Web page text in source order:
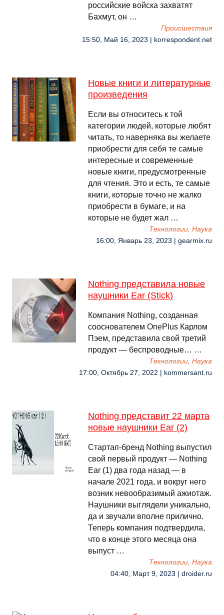
российские войска захватят
Бахмут, он …
Происшествия
15:50, Май 16, 2023 | korrespondent.net
Новые книги и литературные
произведения
Если вы относитесь к той
категории людей, которые любят
читать, то наверняка вы желаете
приобрести для себя те самые
интересные и современные
новые книги, предусмотренные
для чтения. Это и есть, те самые
книги, которые точно не жалко
приобрести в бумаге, и на
которые не будет жал …
Технологии, Наука
16:00, Январь 23, 2023 | gearmix.ru
Nothing представила новые
наушники Ear (Stick)
Компания Nothing, созданная
сооснователем OnePlus Карлом
Пэем, представила свой третий
продукт — беспроводные… …
Технологии, Наука
17:00, Октябрь 27, 2022 | kommersant.ru
Nothing представит 22 марта
новые наушники Ear (2)
Стартап-бренд Nothing выпустил
свой первый продукт — Nothing
Ear (1) два года назад — в
начале 2021 года, и вокруг него
возник невообразимый ажиотаж.
Наушники выглядели уникально,
да и звучали вполне прилично.
Теперь компания подтвердила,
что в конце этого месяца она
выпуст …
Технологии, Наука
04:40, Март 9, 2023 | droider.ru